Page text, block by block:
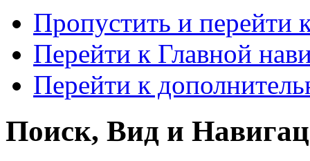
Пропустить и перейти
Перейти к Главной
Перейти к
Поиск, Вид и